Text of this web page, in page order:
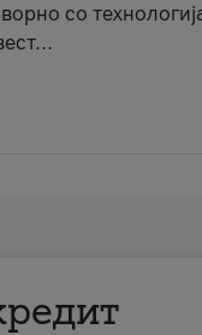
со